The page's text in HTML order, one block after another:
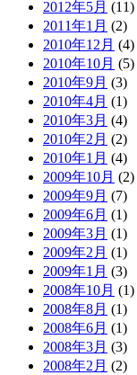
2012年5月 (11)
2011年1月 (2)
2010年12月 (4)
2010年10月 (5)
2010年9月 (3)
2010年4月 (1)
2010年3月 (4)
2010年2月 (2)
2010年1月 (4)
2009年10月 (2)
2009年9月 (7)
2009年6月 (1)
2009年3月 (1)
2009年2月 (1)
2009年1月 (3)
2008年10月 (1)
2008年8月 (1)
2008年6月 (1)
2008年3月 (3)
2008年2月 (2)